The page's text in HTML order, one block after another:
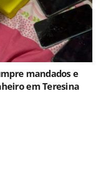
mandados e
em Teresina